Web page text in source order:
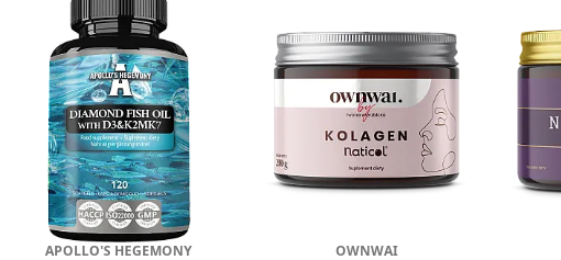
APOLLO'S HEGEMONY OWNWAI